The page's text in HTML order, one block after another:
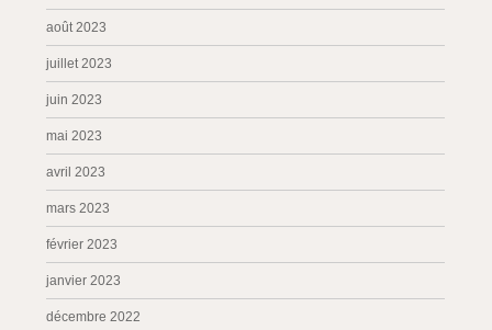
août 2023
juillet 2023
juin 2023
mai 2023
avril 2023
mars 2023
février 2023
janvier 2023
décembre 2022